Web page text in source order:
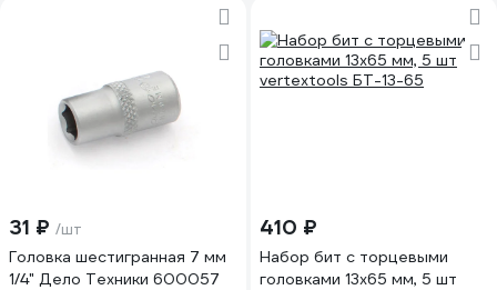
31 ₽ /шт
Головка шестигранная 7 мм
1/4" Дело Техники 600057
410 ₽
Набор бит с торцевыми
головками 13x65 мм, 5 шт